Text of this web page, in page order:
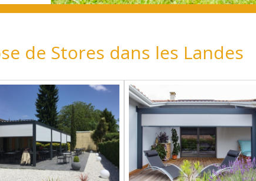
de Stores dans les Landes